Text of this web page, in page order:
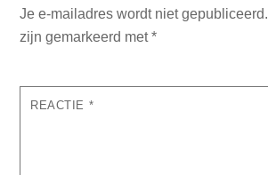
Je e-mailadres wordt niet gepubliceerd.
zijn gemarkeerd met*
REACTIE *